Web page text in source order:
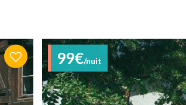
99€/nuit